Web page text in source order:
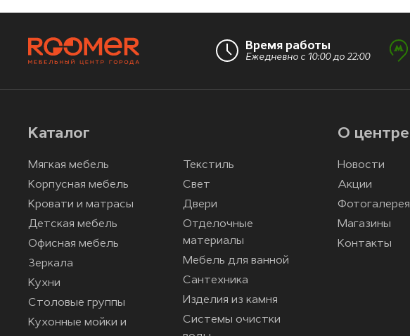
Время работы
Ежедневно с 10:00 до 22:00
Каталог
Мягкая мебель
Корпусная мебель
Кровати и матрасы
Детская мебель
Офисная мебель
Зеркала
Кухни
Столовые группы
Кухонные мойки и
Текстиль
Свет
Двери
Отделочные
материалы
Мебель для ванной
Сантехника
Изделия из камня
Системы очистки
О центре
Новости
Акции
Фотогалерея
Магазины
Контакты